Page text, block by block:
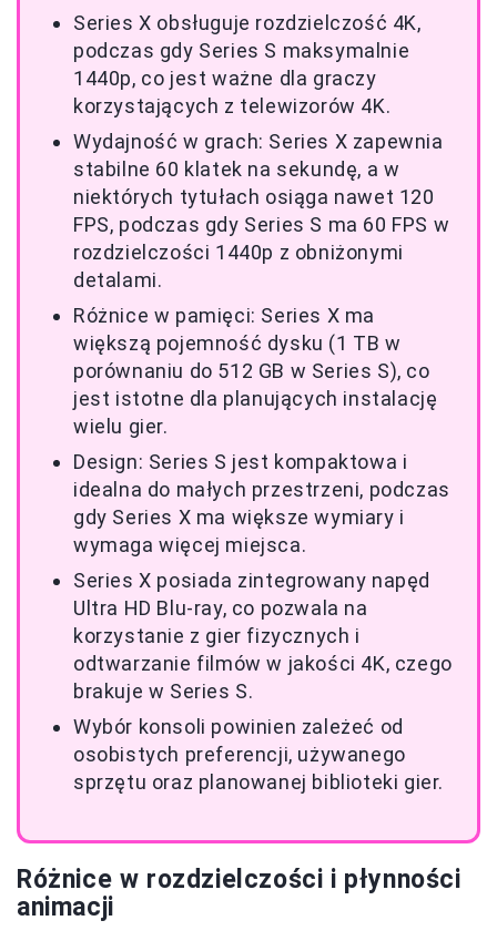
Series X obsługuje rozdzielczość 4K,
podczas gdy Series S maksymalnie
1440p, co jest ważne dla graczy
korzystających z telewizorów 4K.
Wydajność w grach: Series X zapewnia
stabilne 60 klatek na sekundę, a w
niektórych tytułach osiąga nawet 120
FPS, podczas gdy Series S ma 60 FPS w
rozdzielczości 1440p z obniżonymi
detalami.
Różnice w pamięci: Series X ma
większą pojemność dysku (1 TB w
porównaniu do 512 GB w Series S), co
jest istotne dla planujących instalację
wielu gier.
Design: Series S jest kompaktowa i
idealna do małych przestrzeni, podczas
gdy Series X ma większe wymiary i
wymaga więcej miejsca.
Series X posiada zintegrowany napęd
Ultra HD Blu-ray, co pozwala na
korzystanie z gier fizycznych i
odtwarzanie filmów w jakości 4K, czego
brakuje w Series S.
Wybór konsoli powinien zależeć od
osobistych preferencji, używanego
sprzętu oraz planowanej biblioteki gier.
Różnice w rozdzielczości i płynności
animacji